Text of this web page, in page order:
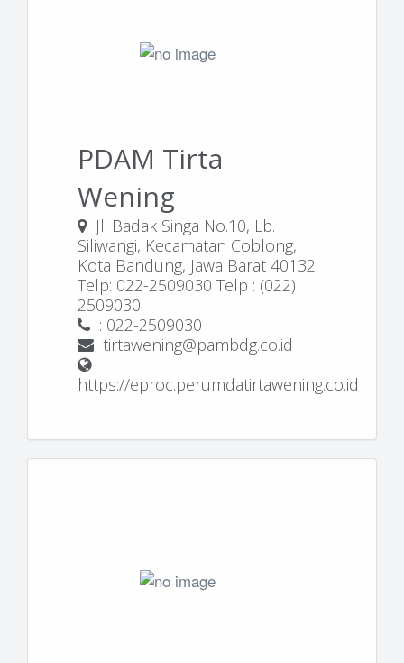
PDAM Tirta
Wening
Jl. Badak Singa No.10, Lb.
Siliwangi, Kecamatan Coblong,
Kota Bandung, Jawa Barat 40132
Telp: 022-2509030 Telp : (022)
2509030
: 022-2509030
tirtawening@pambdg.co.id
https://eproc.perumdatirtawening.co.id